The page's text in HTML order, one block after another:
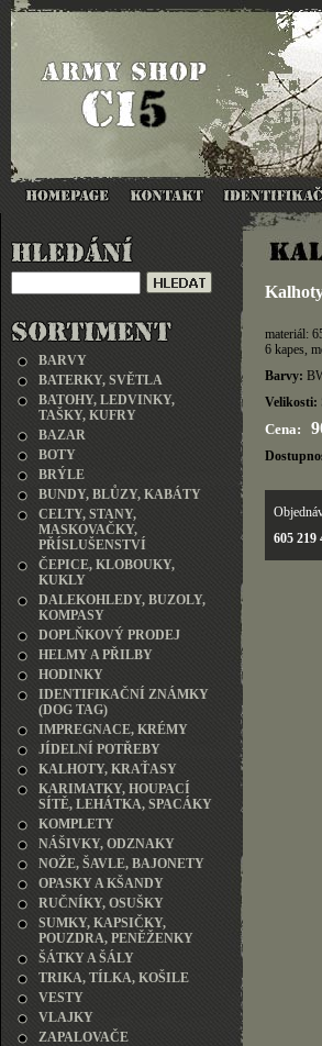
BARVY
BATERKY, SVĚTLA
BATOHY, LEDVINKY,
TAŠKY, KUFRY
BAZAR
BOTY
BRÝLE
BUNDY, BLŮZY, KABÁTY
CELTY, STANY,
MASKOVAČKY,
PŘÍSLUŠENSTVÍ
ČEPICE, KLOBOUKY,
KUKLY
DALEKOHLEDY, BUZOLY,
KOMPASY
DOPLŇKOVÝ PRODEJ
HELMY A PŘILBY
HODINKY
IDENTIFIKAČNÍ ZNÁMKY
(DOG TAG)
IMPREGNACE, KRÉMY
JÍDELNÍ POTŘEBY
KALHOTY, KRAŤASY
KARIMATKY, HOUPACÍ
SÍTĚ, LEHÁTKA, SPACÁKY
KOMPLETY
NÁŠIVKY, ODZNAKY
NOŽE, ŠAVLE, BAJONETY
OPASKY A KŠANDY
RUČNÍKY, OSUŠKY
SUMKY, KAPSIČKY,
POUZDRA, PENĚŽENKY
ŠÁTKY A ŠÁLY
TRIKA, TÍLKA, KOŠILE
VESTY
VLAJKY
ZAPALOVAČE
materiál:
6 kapes,
Barvy:
Velikosti:
Cena:
605 219